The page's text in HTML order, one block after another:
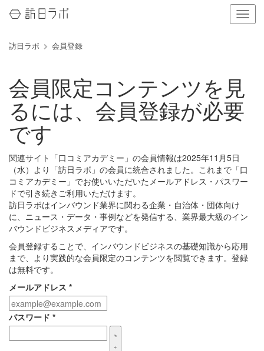
ナ
ビ
の
表
替
え
訪日ラボ 会員登録
会員限定コンテンツを見
るには、会員登録が必要
です
関連サイト「口コミアカデミー」の会員情報は2025年11月5日
（水）より「訪日ラボ」の会員に統合されました。これまで「口
コミアカデミー」でお使いいただいたメールアドレス・パスワー
ドで引き続きご利用いただけます。
訪日ラボはインバウンド業界に関わる企業・自治体・団体向け
に、ニュース・データ・事例などを発信する、業界最大級のイン
バウンドビジネスメディアです。
会員登録することで、インバウンドビジネスの基礎知識から応用
まで、より実践的な会員限定のコンテンツを閲覧できます。登録
は無料です。
メールアドレス *
パスワード *